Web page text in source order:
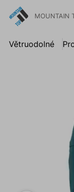
MOUNTAIN
Větruodolné